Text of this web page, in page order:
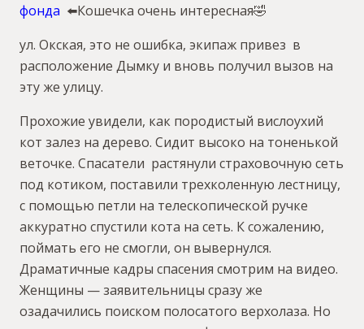
фонда ⬅️Кошечка очень интересная🤣
ул. Окская, это не ошибка, экипаж привез в
расположение Дымку и вновь получил вызов на
эту же улицу.
Прохожие увидели, как породистый вислоухий
кот залез на дерево. Сидит высоко на тоненькой
веточке. Спасатели растянули страховочную сеть
под котиком, поставили трехколенную лестницу,
с помощью петли на телескопической ручке
аккуратно спустили кота на сеть. К сожалению,
поймать его не смогли, он вывернулся.
Драматичные кадры спасения смотрим на видео.
Женщины — заявительницы сразу же
озадачились поиском полосатого верхолаза. Но